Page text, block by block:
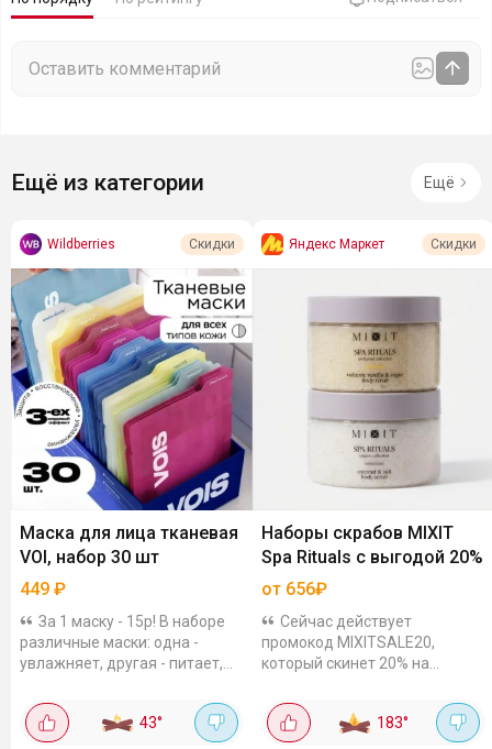
Ещё из категории Ещё
Wildberries Скидки
Маска для лица тканевая
VOI, набор 30 шт
449 ₽
За 1 маску - 15р! В наборе
различные маски: одна -
увлажняет, другая - питает,
для тусклой кожи. Я, если
честно, фанат всего, что с
43°
Яндекс Маркет Скидки
Наборы скрабов MIXIT
Spa Rituals с выгодой 20%
от 656₽
Сейчас действует
промокод MIXITSALE20,
который скинет 20% на
тела: "Теплая ваниль" и
"Сливочный кокос", по 300 гр
183°